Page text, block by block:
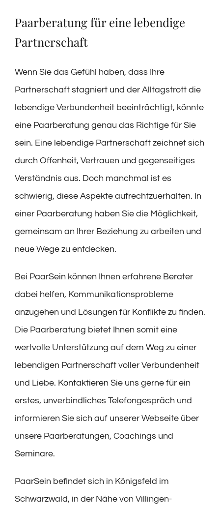
Paarberatung für eine lebendige
Partnerschaft
Wenn Sie das Gefühl haben, dass Ihre
Partnerschaft stagniert und der Alltagstrott die
lebendige Verbundenheit beeinträchtigt, könnte
eine Paarberatung genau das Richtige für Sie
sein. Eine lebendige Partnerschaft zeichnet sich
durch Offenheit, Vertrauen und gegenseitiges
Verständnis aus. Doch manchmal ist es
schwierig, diese Aspekte aufrechtzuerhalten. In
einer Paarberatung haben Sie die Möglichkeit,
gemeinsam an Ihrer Beziehung zu arbeiten und
neue Wege zu entdecken.
Bei PaarSein können Ihnen erfahrene Berater
dabei helfen, Kommunikationsprobleme
anzugehen und Lösungen für Konflikte zu finden.
Die Paarberatung bietet Ihnen somit eine
wertvolle Unterstützung auf dem Weg zu einer
lebendigen Partnerschaft voller Verbundenheit
und Liebe. Kontaktieren Sie uns gerne für ein
erstes, unverbindliches Telefongespräch und
informieren Sie sich auf unserer Webseite über
unsere Paarberatungen, Coachings und
Seminare.
PaarSein befindet sich in Königsfeld im
Schwarzwald, in der Nähe von Villingen-